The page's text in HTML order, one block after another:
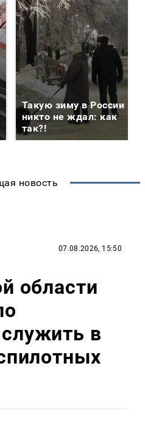
Такую зиму в России
никто не ждал: как
так?!
новость
07.08.2026, 15:50
области
в